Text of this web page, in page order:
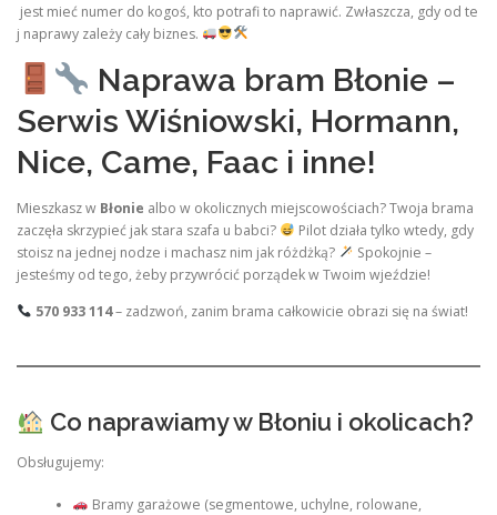
jest mieć numer do kogoś, kto potrafi to naprawić. Zwłaszcza, gdy od te
j naprawy zależy cały biznes.
Naprawa bram Błonie –
Serwis Wiśniowski, Hormann,
Nice, Came, Faac i inne!
Mieszkasz w Błonie albo w okolicznych miejscowościach? Twoja brama
zaczęła skrzypieć jak stara szafa u babci?
Pilot działa tylko wtedy, gdy
stoisz na jednej nodze i machasz nim jak różdżką?
Spokojnie –
jesteśmy od tego, żeby przywrócić porządek w Twoim wjeździe!
570 933 114– zadzwoń, zanim brama całkowicie obrazi się na świat!
Co naprawiamy w Błoniu i okolicach?
Obsługujemy:
Bramy garażowe (segmentowe, uchylne, rolowane,